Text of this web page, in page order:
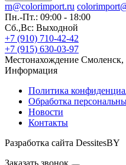
rn@colorimport.ru
Пн.-Пт.: 09:00 - 18:00
Сб.,Вс: Выходной
+7 (910) 710-42-42
+7 (915) 630-03-97
Местонахождение Смоленск,
Информация
Политика
Обработка
Новости
Контакты
Разработка сайта DessitesBY
Заказать звонок